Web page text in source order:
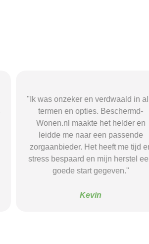
"Beschermd-Wonen.nl hielp mij
de juiste informatie te vinden en
doorverwijzingen naar
Dankzij hun site vond ik een plek
waar ik rust en structuur kreeg —
voel me nu veel stabieler."